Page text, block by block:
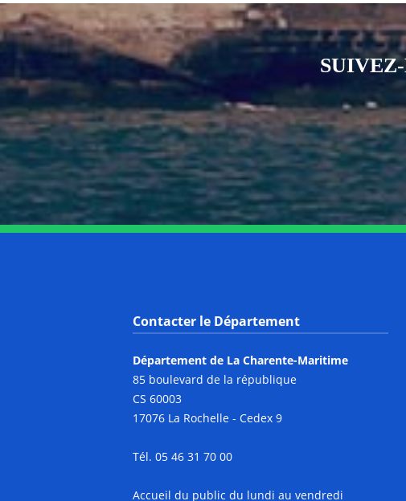
Contacter le Département
Département de La Charente-Maritime
85 boulevard de la république
CS 60003
17076 La Rochelle - Cedex 9
Tél. 05 46 31 70 00
Accueil du public du lundi au vendredi